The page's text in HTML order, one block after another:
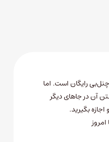
رایگان است. اما
آن در جاهای دیگر
و اجازه بگیرید.